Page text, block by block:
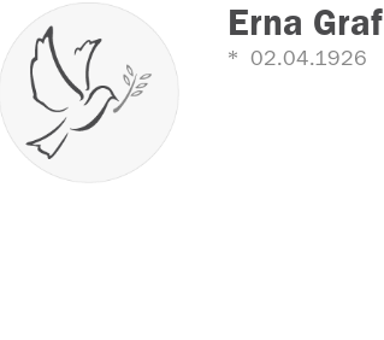
Erna Graf
02.04.1926